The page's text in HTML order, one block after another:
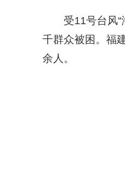
受11号台风
千群众被困。福
余人。